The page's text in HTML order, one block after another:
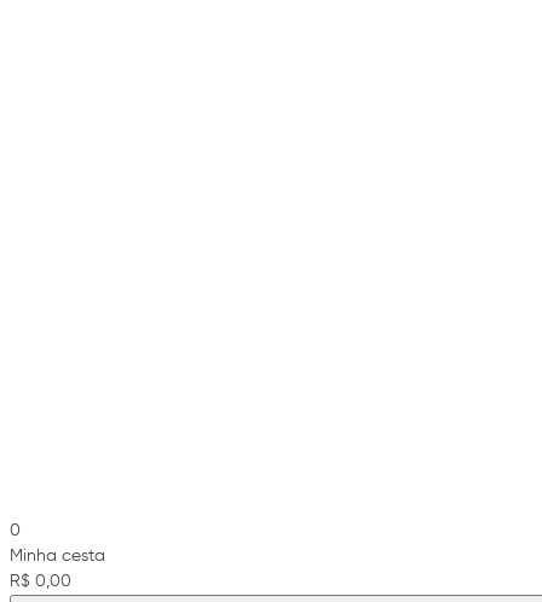
0
Minha cesta
R$ 0,00